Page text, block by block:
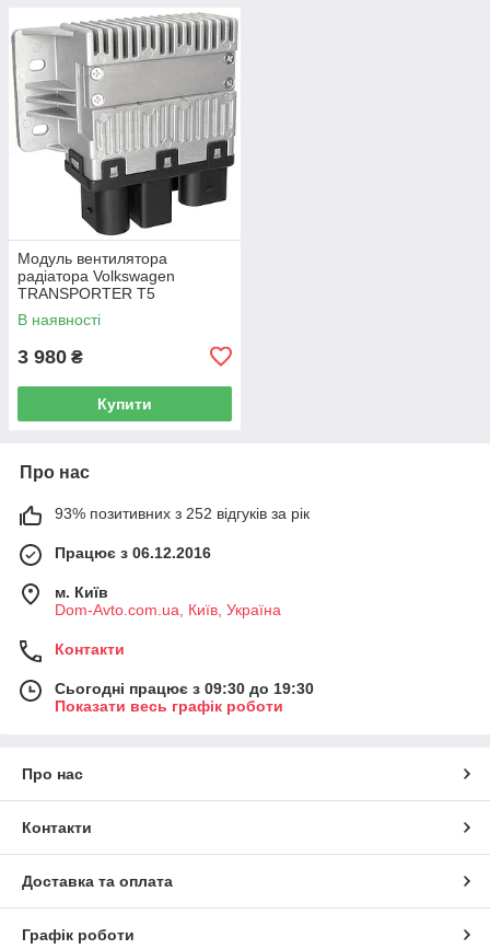
Модуль вентилятора
радіатора Volkswagen
TRANSPORTER T5
Фургон 03-15 7H0919506D
В наявності
3 980 ₴
Купити
Про нас
93% позитивних з 252 відгуків за рік
Працює з 06.12.2016
м. Київ
Dom-Avto.com.ua, Київ, Україна
Контакти
Сьогодні працює з 09:30 до 19:30
Показати весь графік роботи
Про нас
Контакти
Доставка та оплата
Графік роботи